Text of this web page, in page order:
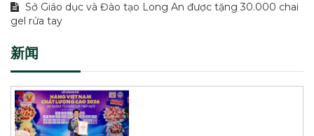
Sở Giáo dục và Đào tạo Long An được tặng 30.000 chai
gel rửa tay
新闻